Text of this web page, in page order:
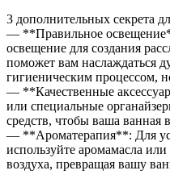
3 дополнительных секрета
— **Правильное
освещение для создания
поможет вам наслаждаться
гигиеническим процессом,
— **Качественные
или специальные
средств, чтобы ваша ванная
— **Ароматерапия**: Для
используйте аромамасла
воздуха, превращая вашу